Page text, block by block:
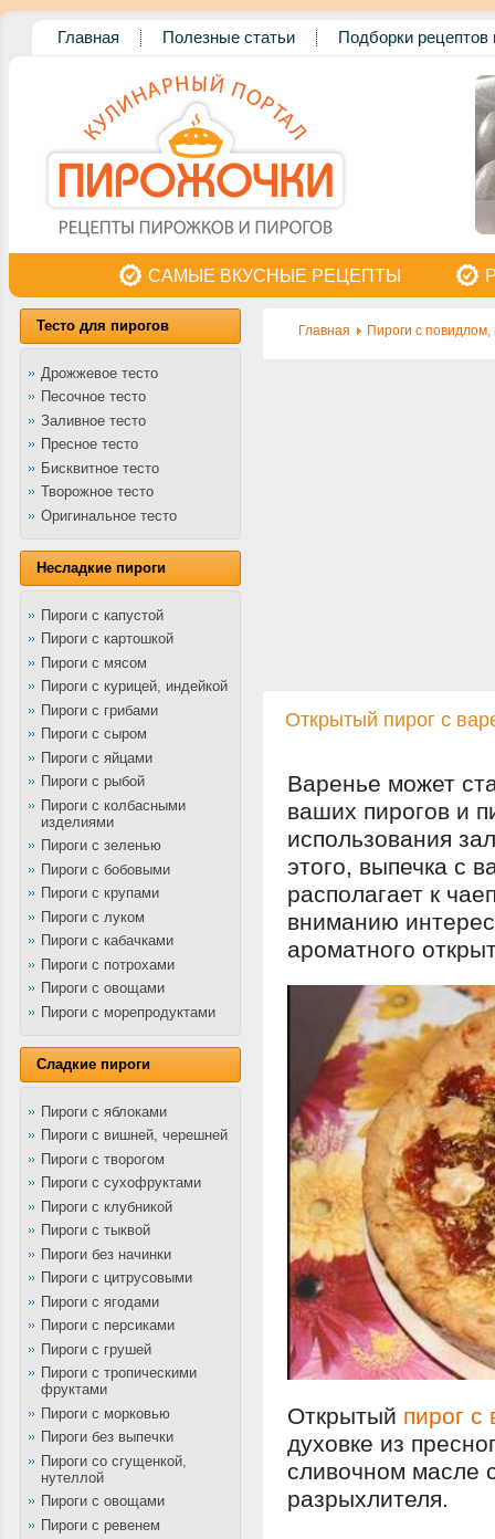
Главная Полезные статьи Подборки рецептов
САМЫЕ ВКУСНЫЕ РЕЦЕПТЫ
Тесто для пирогов
Дрожжевое тесто
Песочное тесто
Заливное тесто
Пресное тесто
Бисквитное тесто
Творожное тесто
Оригинальное тесто
Несладкие пироги
Пироги с капустой
Пироги с картошкой
Пироги с мясом
Пироги с курицей, индейкой
Пироги с грибами
Пироги с сыром
Пироги с яйцами
Пироги с рыбой
Пироги с колбасными
изделиями
Пироги с зеленью
Пироги с бобовыми
Пироги с крупами
Пироги с луком
Пироги с кабачками
Пироги с потрохами
Пироги с овощами
Пироги с морепродуктами
Сладкие пироги
Пироги с яблоками
Пироги с вишней, черешней
Пироги с творогом
Пироги с сухофруктами
Пироги с клубникой
Пироги с тыквой
Пироги без начинки
Пироги с цитрусовыми
Пироги с ягодами
Пироги с персиками
Пироги с грушей
Пироги с тропическими
фруктами
Пироги с морковью
Пироги без выпечки
Пироги со сгущенкой,
нутеллой
Пироги с овощами
Пироги с ревенем
Главная Пироги с
Открытый пирог с
Варенье может
ваших пирогов и
использования
этого, выпечка с
располагает к
вниманию
ароматного
Открытый пирог с
духовке из
сливочном масле
разрыхлителя.